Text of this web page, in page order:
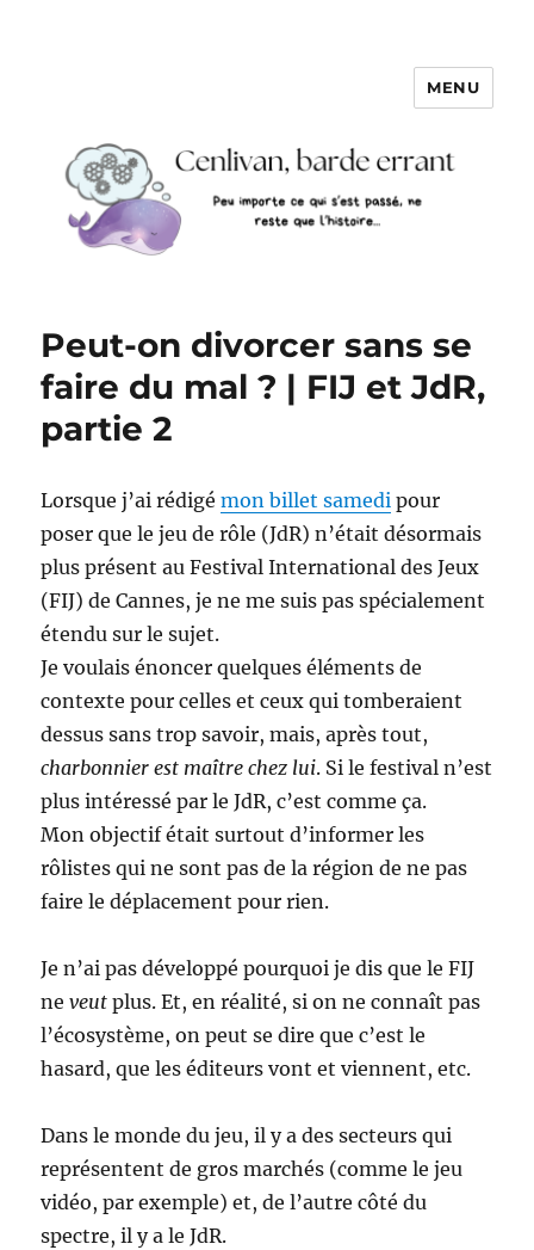
MENU
Peut-on divorcer sans se
faire du mal ? | FIJ et JdR,
partie 2
Lorsque j’ai rédigémon billet samedi pour
poser que le jeu de rôle (JdR) n’était désormais
plus présent au Festival International des Jeux
(FIJ) de Cannes, je ne me suis pas spécialement
étendu sur le sujet.
Je voulais énoncer quelques éléments de
contexte pour celles et ceux qui tomberaient
dessus sans trop savoir, mais, après tout,
charbonnier est maître chez lui. Si le festival n’est
plus intéressé par le JdR, c’est comme ça.
Mon objectif était surtout d’informer les
rôlistes qui ne sont pas de la région de ne pas
faire le déplacement pour rien.
Je n’ai pas développé pourquoi je dis que le FIJ
neveut plus. Et, en réalité, si on ne connaît pas
l’écosystème, on peut se dire que c’est le
hasard, que les éditeurs vont et viennent, etc.
Dans le monde du jeu, il y a des secteurs qui
représentent de gros marchés (comme le jeu
vidéo, par exemple) et, de l’autre côté du
spectre, il y a le JdR.